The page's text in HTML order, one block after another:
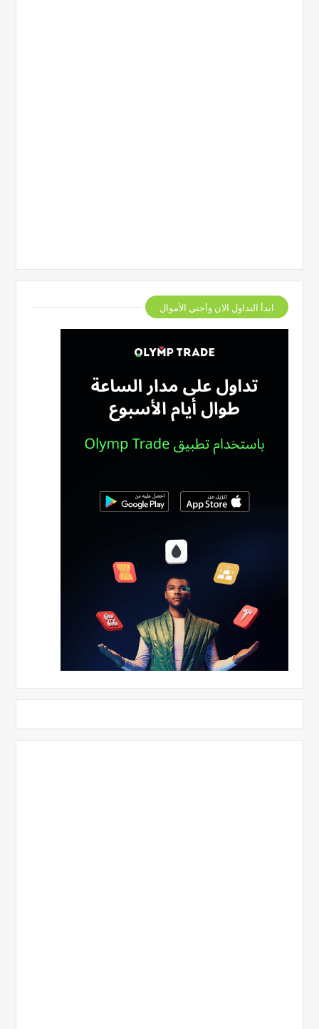
ابدأ التداول الان وأجني الأموال